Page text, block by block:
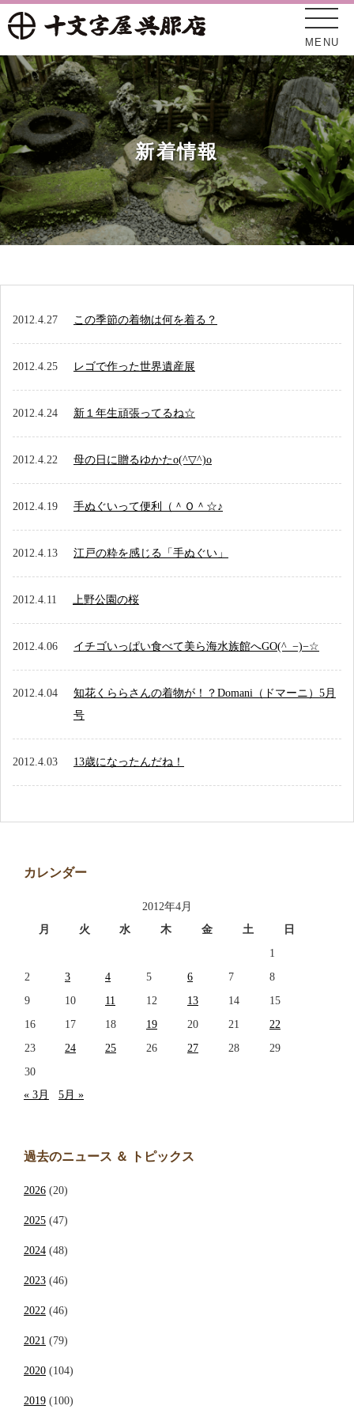
MENU
新着情報
十文字屋について
オンラインショップ
アクセス
新着情報
2012.4.27 この季節の着物は何を着る？
2012.4.25 レゴで作った世界遺産展
2012.4.24 新１年生頑張ってるね☆
2012.4.22 母の日に贈るゆかたo(^▽^)o
2012.4.19 手ぬぐいって便利（＾Ｏ＾☆♪
2012.4.13 江戸の粋を感じる「手ぬぐい」
2012.4.11 上野公園の桜
2012.4.06 イチゴいっぱい食べて美ら海水族館へGO(^_−)−☆
2012.4.04
知花くららさんの着物が！？Domani（ドマーニ）5月
号
2012.4.03 13歳になったんだね！
カレンダー
2012年4月
月
火 水 木 金 土
日
1
2
3 4 5 6 7
8
9
10 11 12 13 14
15
16
17 18 19 20 21
22
23
24 25 26 27 28
29
30
« 3月
5月 »
過去のニュース ＆ トピックス
2026 (20)
2025 (47)
2024 (48)
2023 (46)
2022 (46)
2021 (79)
2020 (104)
2019 (100)